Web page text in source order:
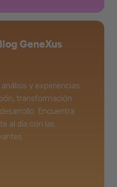
GeneXus
y experiencias
transformación
Encuentra
al día con las